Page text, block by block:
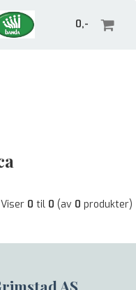
0,-
Viser 0 til 0 (av 0 produkter)
AS